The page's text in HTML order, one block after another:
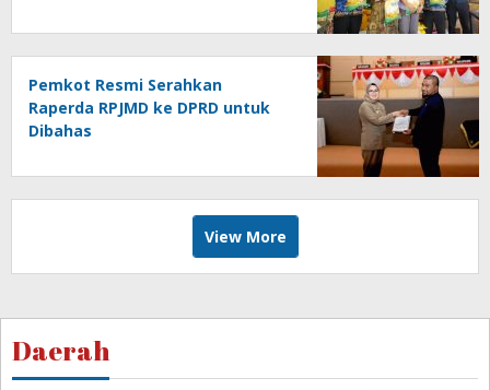
Pemkot Resmi Serahkan
Raperda RPJMD ke DPRD untuk
Dibahas
View More
Daerah